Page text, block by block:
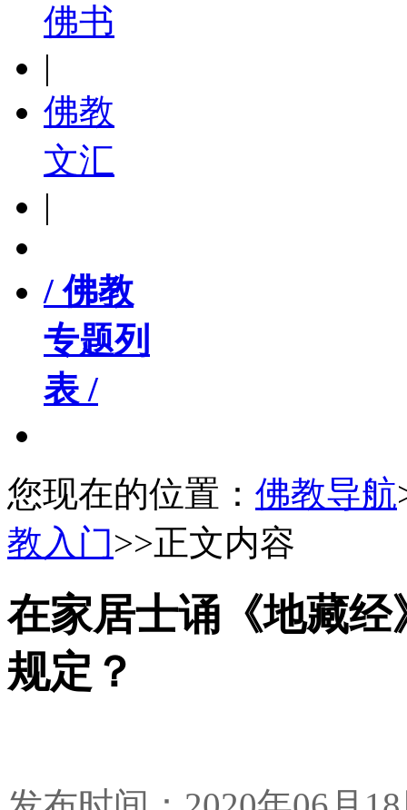
佛书
|
佛教
文汇
|
/ 佛教
专题列
表 /
您现在的位置： 佛教导航
教入门>>正文内容
在家居士诵《地藏
规定？